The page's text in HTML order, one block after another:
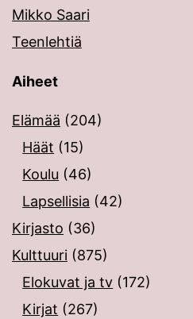
Mikko Saari
Teenlehtiä
Aiheet
Elämää (204)
Häät (15)
Koulu (46)
Lapsellisia (42)
Kirjasto (36)
Kulttuuri (875)
Elokuvat ja tv (172)
Kirjat (267)